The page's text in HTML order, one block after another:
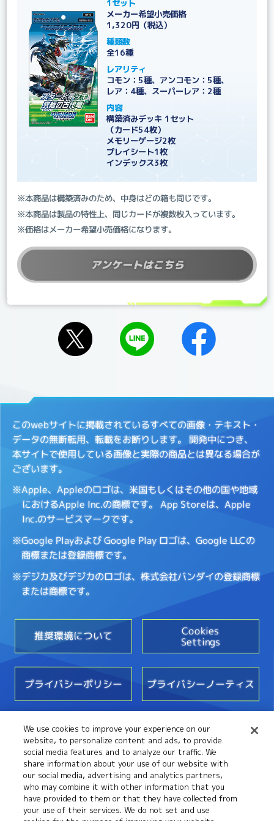
1セット
メーカー希望小売価格
1,320円（税込）
種類数
全16種
レアリティ
コモン：5種、アンコモン：5種、
レア：4種、スーパーレア：2種
内容
構築済みデッキ 1セット
（カード54枚）
メモリーゲージ2枚
プレイシート1枚
インデックス3枚
※本商品は構築済みのため、中身はどの箱も同じです。
※本商品は製品の特性上、同じカードが複数枚入っています。
※価格はメーカー希望小売価格になります。
アンケートはこちら
このwebサイトに掲載されているすべての画像・テキスト・
データの無断転用、転載をお断りします。 開発中につき、
本サイトで使用している画像と実際の商品とは異なる場合が
ございます。
※Apple、Appleのロゴは、米国もしくはその他の国や地域
におけるApple Inc.の商標です。 App Storeは、Apple
Inc.のサービスマークです。
※Google Playおよび Google Play ロゴは、Google LLCの
商標または登録商標です。
※デジカ及びデジカのロゴは、株式会社バンダイの登録商標
または商標です。
推奨環境について Cookies
Settings
プライバシーポリシー プライバシーノーティス
お問い合わせ
We use cookies to improve your experience on our
website, to personalize content and ads, to provide
social media features and to analyze our traffic. We
share information about your use of our website with
our social media, advertising and analytics partners,
who may combine it with other information that you
have provided to them or that they have collected from
your use of their services. We do not set and use